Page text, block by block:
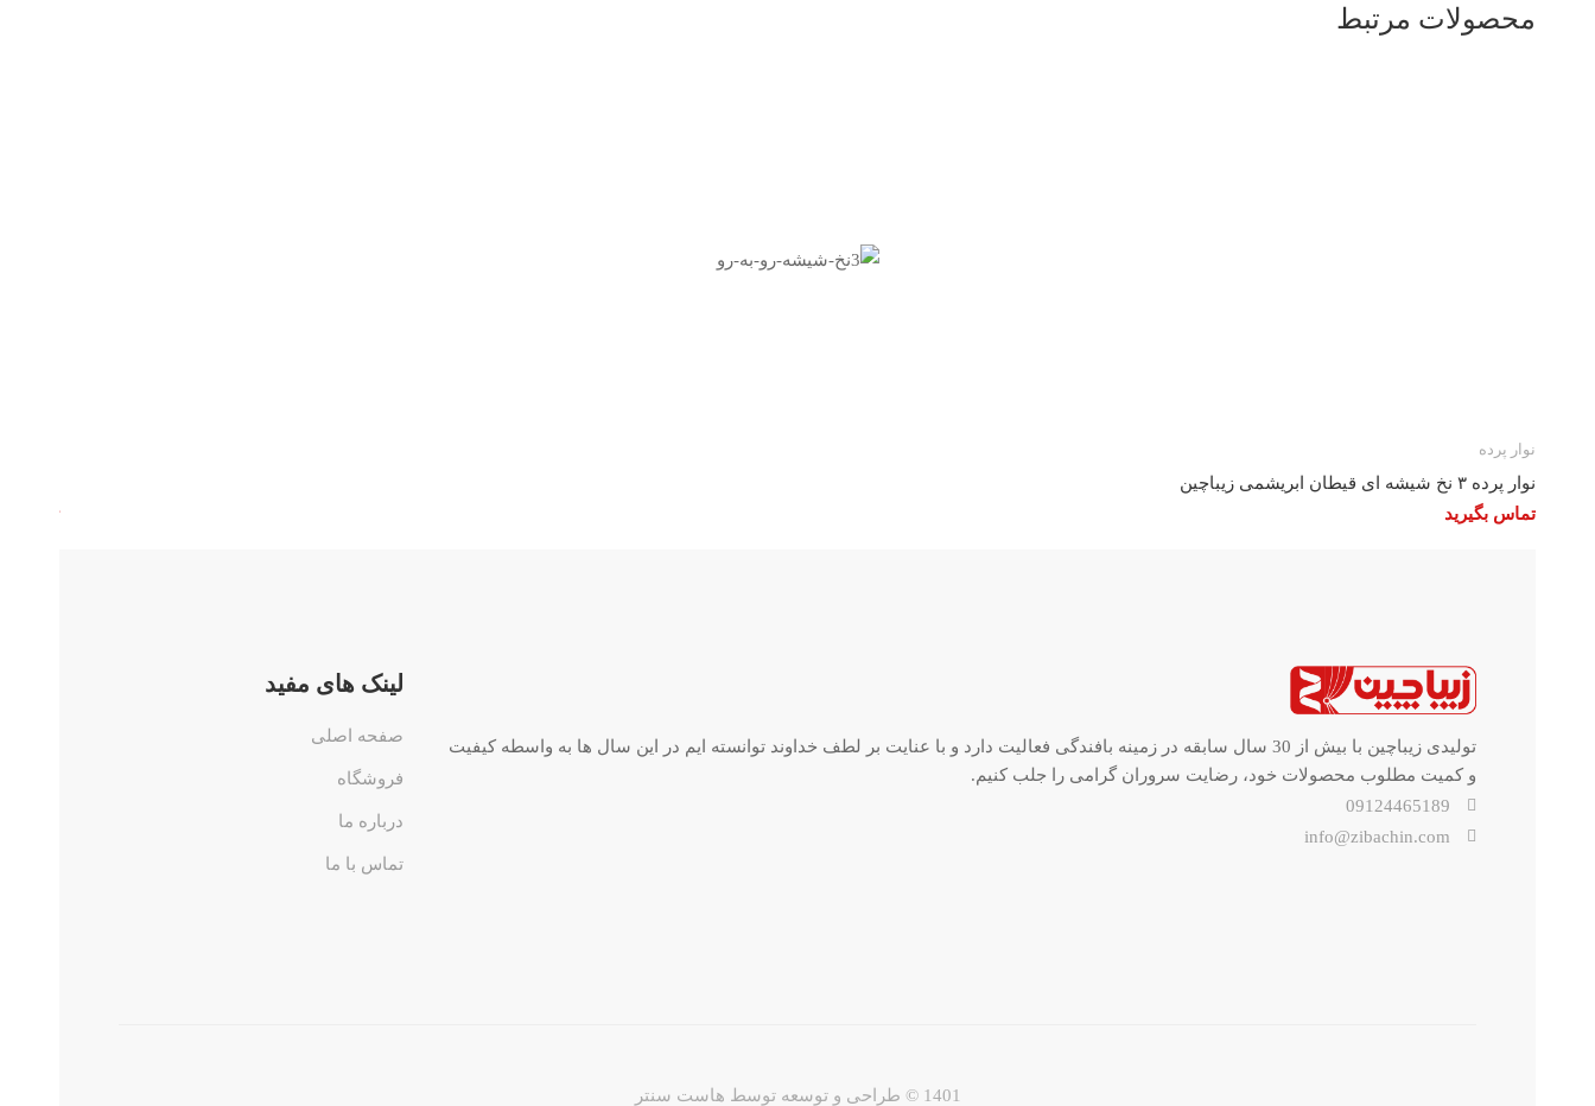
محصولات مرتبط
نوار پرده
نوار پرده ۳ نخ شیشه ای قیطان ابریشمی زیباچین
تماس بگیرید
تولیدی زیباچین با بیش از 30 سال سابقه در زمینه بافندگی فعالیت دارد و با عنایت بر لطف خداوند توانسته ایم در این سال ها به واسطه کیفیت
و کمیت مطلوب محصولات خود، رضایت سروران گرامی را جلب کنیم.
09124465189
info@zibachin.com
لینک های مفید
صفحه اصلی
فروشگاه
درباره ما
تماس با ما
1401 © طراحی و توسعه توسط هاست سنتر